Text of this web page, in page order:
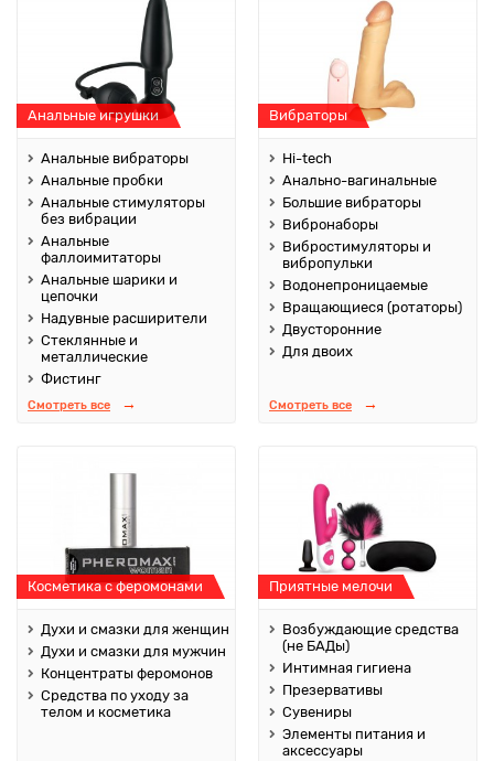
Анальные игрушки
Анальные вибраторы
Анальные пробки
Анальные стимуляторы
без вибрации
Анальные
фаллоимитаторы
Анальные шарики и
цепочки
Надувные расширители
Стеклянные и
металлические
Фистинг
Смотреть все
Вибраторы
Hi-tech
Анально-вагинальные
Большие вибраторы
Вибронаборы
Вибростимуляторы и
вибропульки
Водонепроницаемые
Вращающиеся (ротаторы)
Двусторонние
Для двоих
Смотреть все
Косметика с феромонами
Духи и смазки для женщин
Духи и смазки для мужчин
Концентраты феромонов
Средства по уходу за
телом и косметика
Приятные мелочи
Возбуждающие средства
(не БАДы)
Интимная гигиена
Презервативы
Сувениры
Элементы питания и
аксессуары